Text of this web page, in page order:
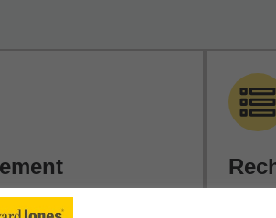
des quartiers partout
Si